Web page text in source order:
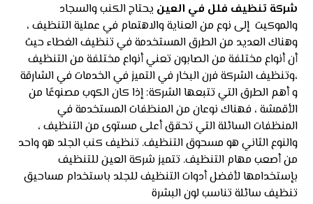
شركة تنظيف فلل في العين يحتاج الكنب والسجاد
والموكيت إلى نوع من العناية والاهتمام في عملية التنظيف ،
وهناك العديد من الطرق المستخدمة في تنظيف الغطاء حيث
أن أنواع مختلفة من الصابون تعني أنواع مختلفة من التنظيف
،وتنظيف الشركة فرن البخار في التميز في الخدمات في الشارقة
و أهم الطرق التي تتبعها الشركة: إذا كان الكوب مصنوعًا من
الأقمشة ، فهناك نوعان من المنظفات المستخدمة في
المنظفات السائلة التي تحقق أعلى مستوى من التنظيف ،
والنوع الثاني هو مسحوق التنظيف. تنظيف كنب الجلد هو واحد
من أصعب مهام التنظيف. تتميز شركة العين للتنظيف
بإستخدامها لأفضل أدوات التنظيف للجلد باستخدام مساحيق
تنظيف سائلة تناسب لون البشرة